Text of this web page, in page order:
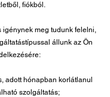
fiókból.
igénynek meg tudunk felelni,
állunk az Ön
hónapban korlátlanul
szolgáltatás;​